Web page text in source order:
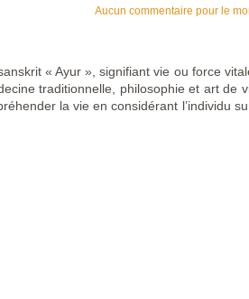
Aucun commentaire pour le
« Ayur », signifiant vie ou force
traditionnelle, philosophie et art de
la vie en considérant l’individu